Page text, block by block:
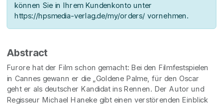
können Sie in Ihrem Kundenkonto unter
https://hpsmedia-verlag.de/my/orders/ vornehmen.
Abstract
Furore hat der Film schon gemacht: Bei den Filmfestspielen
in Cannes gewann er die „Goldene Palme, für den Oscar
geht er als deutscher Kandidat ins Rennen. Der Autor und
Regisseur Michael Haneke gibt einen verstörenden Einblick